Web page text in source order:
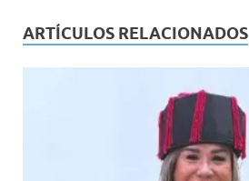
ARTÍCULOS RELACIONADOS